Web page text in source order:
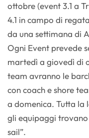
ottobre (event 3.1 a
4.1 in campo di
da una settimana di
Ogni Event prevede
martedì a giovedì di
team avranno le
con coach e shore
a domenica. Tutta la
gli equipaggi
sail”.